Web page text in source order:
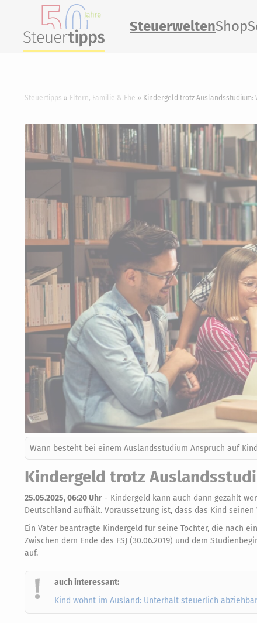
SteuerweltenShop
Steuertipps Eltern, Familie & Ehe Kindergeld trotz
Wann besteht bei einem Auslandsstudium Anspruch auf
Kindergeld trotz
25.05.2025, 06:20 Uhr - Kindergeld kann auch dann gezahlt
Deutschland aufhält. Voraussetzung ist, dass das Kind
Ein Vater beantragte Kindergeld für seine Tochter, die nach
Zwischen dem Ende des FSJ (30.06.2019) und dem
auf.
auch interessant:
Kind wohnt im Ausland: Unterhalt steuerlich